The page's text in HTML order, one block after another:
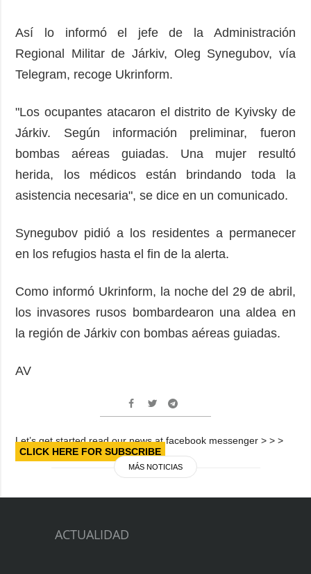
Entrevistas
Fotos
Video
Así lo informó el jefe de la Administración
Regional Militar de Járkiv, Oleg Synegubov, vía
Telegram, recoge Ukrinform.
"Los ocupantes atacaron el distrito de Kyivsky de
Járkiv. Según información preliminar, fueron
bombas aéreas guiadas. Una mujer resultó
herida, los médicos están brindando toda la
asistencia necesaria", se dice en un comunicado.
Synegubov pidió a los residentes a permanecer
en los refugios hasta el fin de la alerta.
Como informó Ukrinform, la noche del 29 de abril,
los invasores rusos bombardearon una aldea en
la región de Járkiv con bombas aéreas guiadas.
AV
Let’s get started read our news at facebook messenger > > >
CLICK HERE FOR SUBSCRIBE
MÁS NOTICIAS
ACTUALIDAD